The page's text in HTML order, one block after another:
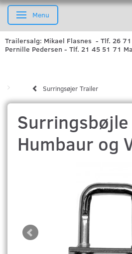
Skifte navigation
Menu
Trailersalg: Mikael Flasnes - Tlf. 26
Pernille Pedersen - Tlf. 21 45 51 71
Surringsøjer Trailer
Humbaur og